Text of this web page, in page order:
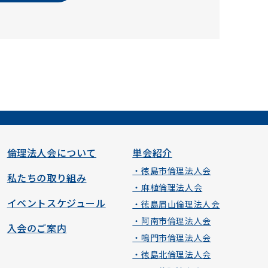
倫理法人会について
私たちの取り組み
イベントスケジュール
入会のご案内
単会紹介
・徳島市倫理法人会
・麻植倫理法人会
・徳島眉山倫理法人会
・阿南市倫理法人会
・鳴門市倫理法人会
・徳島北倫理法人会